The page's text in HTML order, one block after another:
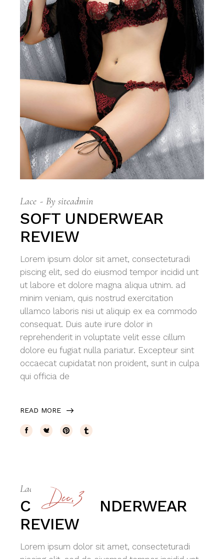
Lace By siteadmin
SOFT UNDERWEAR
REVIEW
Lorem ipsum dolor sit amet, consecteturadi
piscing elit, sed do eiusmod tempor incidid unt
ut labore et dolore magna aliqua utnim. ad
minim veniam, quis nostrud exercitation
ullamco laboris nisi ut aliquip ex ea commodo
consequat. Duis aute irure dolor in
reprehenderit in voluptate velit esse cillum
dolore eu fugiat nulla pariatur. Excepteur sint
occaecat cupidatat non proident, sunt in culpa
qui officia de
READ MORE
Dec, 3
Lace By siteadmin
COTTON UNDERWEAR
REVIEW
Lorem ipsum dolor sit amet, consecteturadi